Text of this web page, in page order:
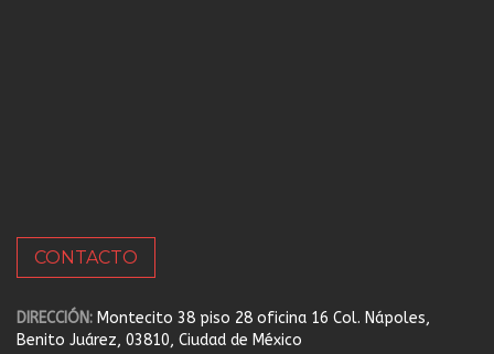
CONTACTO
DIRECCIÓN: Montecito 38 piso 28 oficina 16 Col. Nápoles,
Benito Juárez, 03810, Ciudad de México